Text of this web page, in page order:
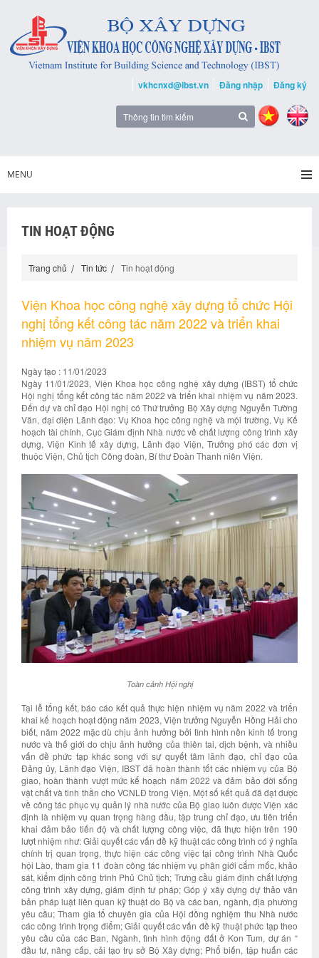
vkhcnxd@ibst.vn Đăng nhập Đăng ký
MENU
TIN HOẠT ĐỘNG
Trang chủ Tin tức Tin hoạt động
Viện Khoa học công nghệ xây dựng tổ chức Hội
nghị tổng kết công tác năm 2022 và triển khai
nhiệm vụ năm 2023
Ngày tạo : 11/01/2023
Ngày 11/01/2023, Viện Khoa học công nghệ xây dựng (IBST) tổ chức
Hội nghị tổng kết công tác năm 2022 và triển khai nhiệm vụ năm 2023.
Đến dự và chỉ đạo Hội nghị có Thứ trưởng Bộ Xây dựng Nguyễn Tường
Văn, đại diện Lãnh đạo: Vụ Khoa học công nghệ và mội trường, Vụ Kế
hoạch tài chính, Cục Giám định Nhà nước về chất lượng công trình xây
dựng, Viện Kinh tế xây dựng, Lãnh đạo Viện, Trưởng phó các đơn vị
thuộc Viện, Chủ tịch Công đoàn, Bí thư Đoàn Thanh niên Viện.
Toàn cảnh Hội nghị
Tại lễ tổng kết, báo cáo kết quả thực hiện nhiệm vụ năm 2022 và triển
khai kế hoạch hoạt động năm 2023, Viện trưởng Nguyễn Hồng Hải cho
biết, năm 2022 mặc dù chịu ảnh hưởng bởi tình hình nền kinh tế trong
nước và thế giới do chịu ảnh hưởng của thiên tai, dịch bệnh, và nhiều
vấn đề phức tạp khác song với sự quyết tâm lãnh đạo, chỉ đạo của
Đảng ủy, Lãnh đạo Viện, IBST đã hoàn thành tốt các nhiệm vụ của Bộ
giao, hoàn thành vượt mức kế hoạch năm 2022 và đảm bảo đời sống
vật chất và tinh thần cho VCNLĐ trong Viện. Một số kết quả đã đạt được
về công tác phục vụ quản lý nhà nước của Bộ giao luôn được Viện xác
định là nhiệm vụ quan trọng hàng đầu, tập trung chỉ đạo, ưu tiên triển
khai đảm bảo tiến độ và chất lượng công việc, đã thực hiện trên 190
lượt nhiệm như: Giải quyết các vấn đề kỹ thuật các công trình có ý nghĩa
chính trị quan trọng, thực hiện các công việc tại công trình Nhà Quốc
hội Lào, tham gia 11 đoàn công tác nhiệm vụ phân giới cắm mốc, khảo
sát, kiểm định công trình Phủ Chủ tịch; Trưng cầu giám định chất lượng
công trình xây dựng, giám định tư pháp; Góp ý xây dựng dự thảo văn
bản pháp luật liên quan kỹ thuật do Bộ và các ban, ngành, địa phương
yêu cầu; Tham gia tổ chuyên gia của Hội đồng nghiệm thu Nhà nước
các công trình trọng điểm; Giải quyết các vấn đề kỹ thuật phức tạp theo
yêu cầu của các Ban, Ngành, tình hình động đất ở Kon Tum, dự án “
đầu tư, nâng cấp, cải tạo trụ sở Bộ Xây dựng; Phổ biến, tập huấn các